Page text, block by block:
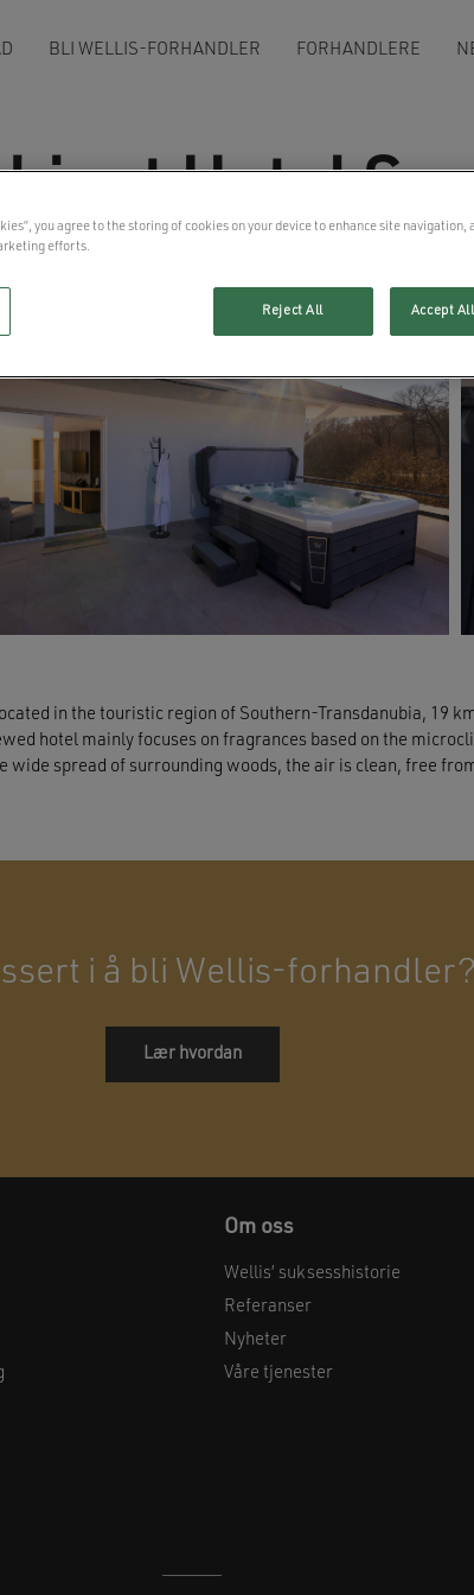
BLI WELLIS-FORHANDLER FORHANDLERE
Hotel
in the touristic region of Southern-Transdanubia, 19
hotel mainly focuses on fragrances based on the
wide spread of surrounding woods, the air is clean, free
i å bli Wellis-forhandler?
Lær hvordan
Om oss
Wellis’ suksesshistorie
Referanser
Nyheter
Våre tjenester
you agree to the storing of cookies on your device to enhance site navigation,
efforts.
Reject All Accept